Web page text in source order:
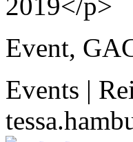
Event,
Events |